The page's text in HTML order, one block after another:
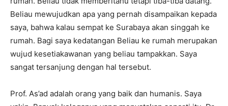
Beliau mewujudkan apa yang pernah disampaikan kepada
saya, bahwa kalau sempat ke Surabaya akan singgah ke
rumah. Bagi saya kedatangan Beliau ke rumah merupakan
wujud kesetiakawanan yang beliau tampakkan. Saya
sangat tersanjung dengan hal tersebut.
Prof. As’ad adalah orang yang baik dan humanis. Saya